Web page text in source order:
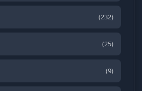
(232)
(25)
(9)